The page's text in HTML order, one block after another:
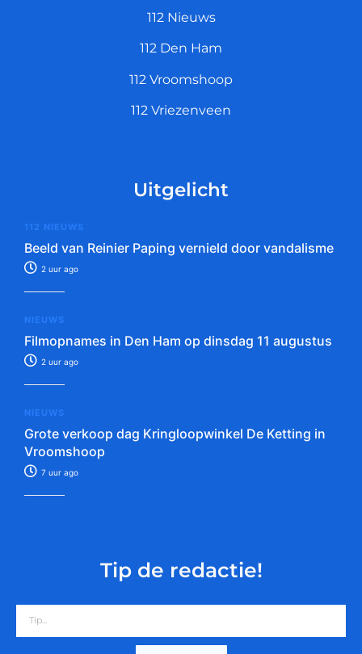
112 Nieuws
112 Den Ham
112 Vroomshoop
112 Vriezenveen
Uitgelicht
112 NIEUWS
Beeld van Reinier Paping vernield door vandalisme
2 uur ago
NIEUWS
Filmopnames in Den Ham op dinsdag 11 augustus
2 uur ago
NIEUWS
Grote verkoop dag Kringloopwinkel De Ketting in
Vroomshoop
7 uur ago
Tip de redactie!